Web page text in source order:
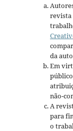
revista
da
Em
não-
A
para
o